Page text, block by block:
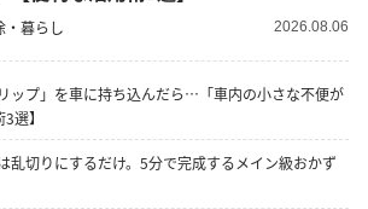
・暮らし 2026.08.06
ップ」を車に持ち込んだら…「車内の小さな不便が
選】
乱切りにするだけ。5分で完成するメイン級おかず